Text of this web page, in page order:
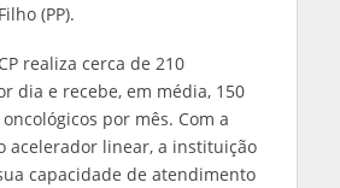
(PP).
realiza cerca de 210
dia e recebe, em média, 150
por mês. Com a
acelerador linear, a instituição
capacidade de atendimento